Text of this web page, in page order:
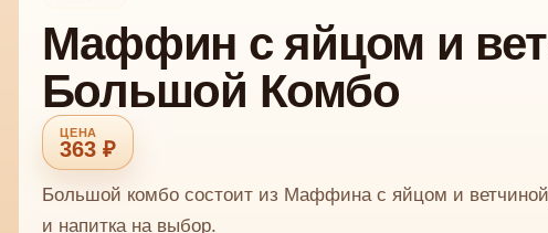
Маффин с яйцом и
Большой Комбо
363 ₽
Большой комбо состоит из Маффина с яйцом и
и напитка на выбор.